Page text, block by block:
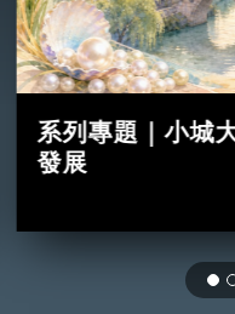
系列專題｜小城
發展